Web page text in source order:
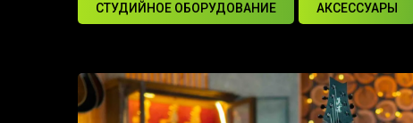
СТУДИЙНОЕ ОБОРУДОВАНИЕ АКСЕССУАРЫ